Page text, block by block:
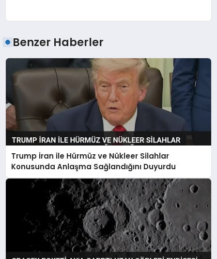
Benzer Haberler
Trump İran ile Hürmüz ve Nükleer Silahlar
Konusunda Anlaşma Sağlandığını Duyurdu